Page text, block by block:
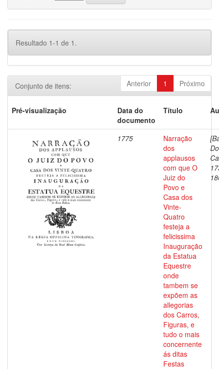
Resultado 1-1 de 1.
Anterior 1 Próximo
Conjunto de itens:
Pré-visualização
Data do
documento
Título
1775
Narração
dos
applausos
com que O
Juiz do
Povo e
Casa dos
Vinte-
Quatro
festeja a
felicissima
Inauguração
da Estatua
Equestre
onde
tambem se
expõem as
allegorias
dos Carros,
Figuras, e
tudo o mais
concernente
ás ditas
Festas